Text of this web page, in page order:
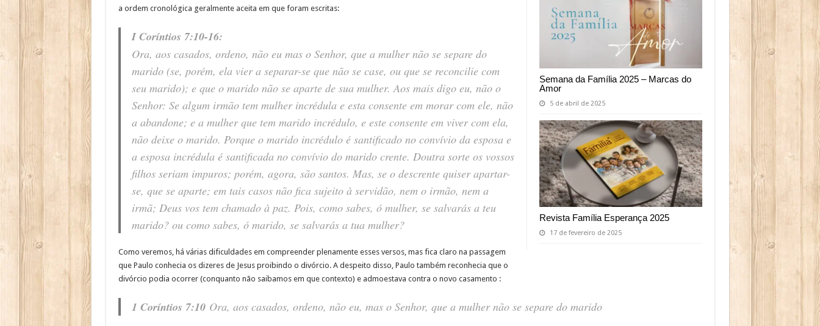
Semana da Família 2025 – Marcas do
Amor
5 de abril de 2025
Revista Família Esperança 2025
17 de fevereiro de 2025
a ordem cronológica geralmente aceita em que foram escritas:
I Coríntios 7:10-16:
Ora, aos casados, ordeno, não eu mas o Senhor, que a mulher não se separe do
marido (se, porém, ela vier a separar-se que não se case, ou que se reconcilie com
seu marido); e que o marido não se aparte de sua mulher. Aos mais digo eu, não o
Senhor: Se algum irmão tem mulher incrédula e esta consente em morar com ele, não
a abandone; e a mulher que tem marido incrédulo, e este consente em viver com ela,
não deixe o marido. Porque o marido incrédulo é santificado no convívio da esposa e
a esposa incrédula é santificada no convívio do marido crente. Doutra sorte os vossos
filhos seriam impuros; porém, agora, são santos. Mas, se o descrente quiser apartar-
se, que se aparte; em tais casos não fica sujeito à servidão, nem o irmão, nem a
irmã; Deus vos tem chamado à paz. Pois, como sabes, ó mulher, se salvarás a teu
marido? ou como sabes, ó marido, se salvarás a tua mulher?
Como veremos, há várias dificuldades em compreender plenamente esses versos, mas fica claro na passagem
que Paulo conhecia os dizeres de Jesus proibindo o divórcio. A despeito disso, Paulo também reconhecia que o
divórcio podia ocorrer (conquanto não saibamos em que contexto) e admoestava contra o novo casamento :
1 Coríntios 7:10Ora, aos casados, ordeno, não eu, mas o Senhor, que a mulher não se separe do marido